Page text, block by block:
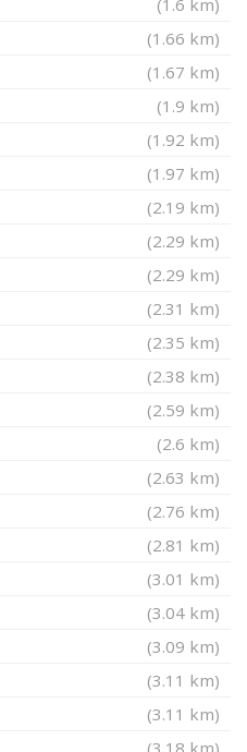
(1.6 km)
(1.66 km)
(1.67 km)
(1.9 km)
(1.92 km)
(1.97 km)
(2.19 km)
(2.29 km)
(2.29 km)
(2.31 km)
(2.35 km)
(2.38 km)
(2.59 km)
(2.6 km)
(2.63 km)
(2.76 km)
(2.81 km)
(3.01 km)
(3.04 km)
(3.09 km)
(3.11 km)
(3.11 km)
(3.18 km)